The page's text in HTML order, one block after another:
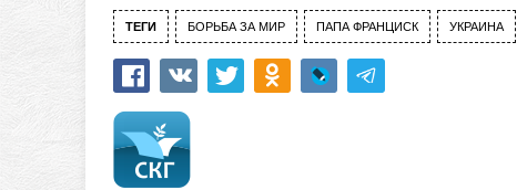
ТЕГИ БОРЬБА ЗА МИР ПАПА ФРАНЦИСК УКРАИНА